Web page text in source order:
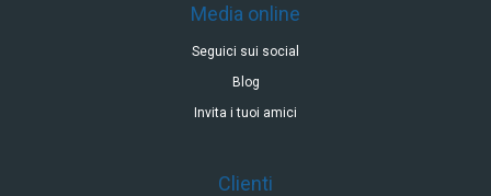
Media online
Seguici sui social
Blog
Invita i tuoi amici
Clienti